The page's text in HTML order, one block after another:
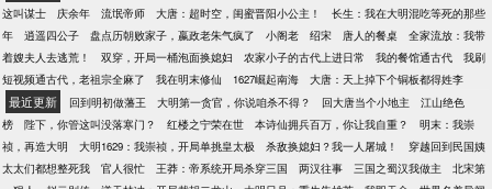
这叫谋士
庆余年 流氓帝师 大唐：超时空，闺蜜晋阳小公主！
长生：我在大明混吃等死的那些
年
逍遥四公子 盘点历朝败家子，嬴政老朱气疯了 小阁老 绍宋 唐人的餐桌
全家流放：我带
着嫂夫人去逃荒！
双穿，开局一桶泡面换媳妇 农家小子的古代上进日常 我的餐馆通古代
我刷
短视频通古代，老祖宗全麻了
我在明末修仙 1627崛起南海 大唐：天上掉下个铜板都得姓李
最近更新 回到明初做藩王 大明第一贪官，你说咱杀不得？ 回大唐当个小地主
江山绝色
榜
陛下，你管这叫没落寒门？ 红楼之宁荣在世 本诗仙拥兵百万，你让我自重？
明末：我崇
祯，再造大明
大明1629：我崇祯，开局单挑皇太极 杀敌换媳妇？我一人屠城！
穿越回到民国姨
太太们都想整死我
官人很忙 王莽：帝系统开局杀穿三国 两汉往事 三国之蜀汉我做主
北宋第